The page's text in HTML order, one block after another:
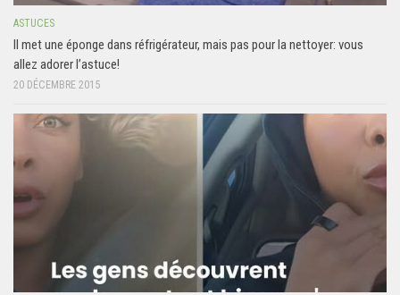
ASTUCES
Il met une éponge dans réfrigérateur, mais pas pour la nettoyer: vous
allez adorer l’astuce!
20 DÉCEMBRE 2015